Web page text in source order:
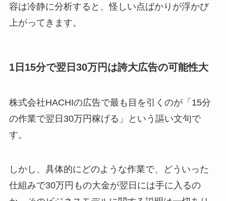
容は冷静に分析すると、怪しい点ばかりが浮かび
上がってきます。
1日15分で翌日30万円は誇大広告の可能性大
株式会社HACHIの広告で最も目を引くのが「15分
の作業で翌日30万円稼げる」という謳い文句で
す。
しかし、具体的にどのような作業で、どういった
仕組みで30万円もの大金が翌日には手に入るの